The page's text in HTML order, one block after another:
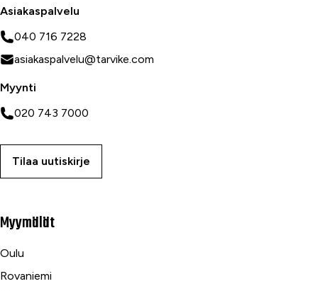
Asiakaspalvelu
040 716 7228
asiakaspalvelu@tarvike.com
Myynti
020 743 7000
Tilaa uutiskirje
Myymälät
Oulu
Rovaniemi